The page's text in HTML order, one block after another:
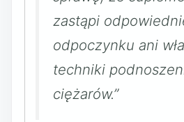
zastąpi
odpoczynku ani
techniki
ciężarów.”